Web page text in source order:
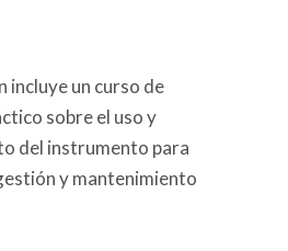
incluye un curso de
sobre el uso y
del instrumento para
y mantenimiento